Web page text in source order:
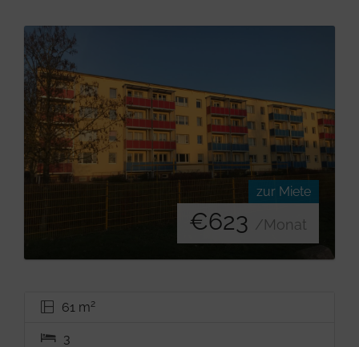
zur Miete
€623 /Monat
61 m2
3